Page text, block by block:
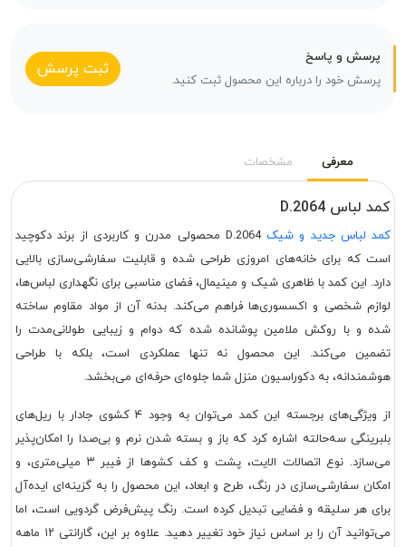
پرسش و پاسخ
پرسش خود را درباره این محصول ثبت کنید.
ثبت پرسش
معرفی مشخصات
کمد لباس D.2064
کمد لباس جدید و شیک
D.2064 محصولی مدرن و کاربردی از برند دکوچید
است که برای خانه‌های امروزی طراحی شده و قابلیت سفارشی‌سازی بالایی
دارد. این کمد با ظاهری شیک و مینیمال، فضای مناسبی برای نگهداری لباس‌ها،
لوازم شخصی و اکسسوری‌ها فراهم می‌کند. بدنه آن از مواد مقاوم ساخته
شده و با روکش ملامین پوشانده شده که دوام و زیبایی طولانی‌مدت را
تضمین می‌کند. این محصول نه تنها عملکردی است، بلکه با طراحی
هوشمندانه، به دکوراسیون منزل شما جلوه‌ای حرفه‌ای می‌بخشد.
از ویژگی‌های برجسته این کمد می‌توان به وجود ۴ کشوی جادار با ریل‌های
بلبرینگی سه‌حالته اشاره کرد که باز و بسته شدن نرم و بی‌صدا را امکان‌پذیر
می‌سازد. نوع اتصالات الایت، پشت و کف کشوها از فیبر ۳ میلی‌متری، و
امکان سفارشی‌سازی در رنگ، طرح و ابعاد، این محصول را به گزینه‌ای ایده‌آل
برای هر سلیقه و فضایی تبدیل کرده است. رنگ پیش‌فرض گردویی است، اما
می‌توانید آن را بر اساس نیاز خود تغییر دهید. علاوه بر این، گارانتی ۱۲ ماهه